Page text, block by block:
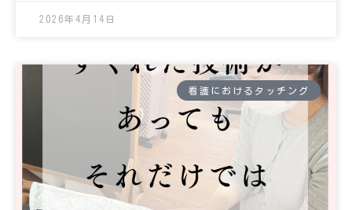
2026年4月14日
看護におけるタッチング